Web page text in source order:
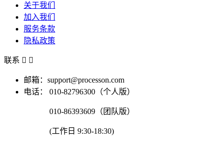
关于我们
加入我们
服务条款
隐私政策
联系  
邮箱：support@processon.com
电话：
010-82796300（个人版）
010-86393609（团队版）
(工作日 9:30-18:30)